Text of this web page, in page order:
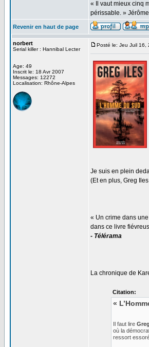
« Il vaut mieux cinq
périssable. »
Revenir en haut de page
norbert
Serial killer : Hannibal Lecter
Age: 49
Inscrit le: 18 Avr 2007
Messages: 12272
Localisation: Rhône-Alpes
Posté le: Jeu Juil 16,
Je suis en plein
(Et en plus, Greg
« Un crime dans
dans ce livre
- Télérama
La chronique de
Citation:
«
Il faut lire
où la
ressort